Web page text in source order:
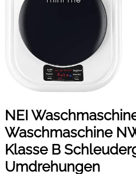
NEI
Waschmaschine
Klasse B
Umdrehungen